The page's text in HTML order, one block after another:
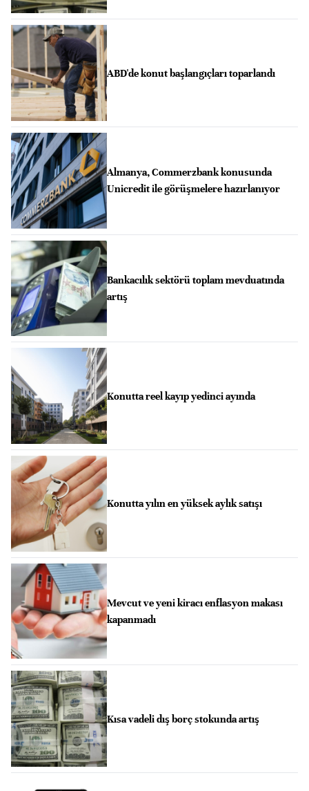
ABD'de konut başlangıçları toparlandı
Almanya, Commerzbank konusunda
Unicredit ile görüşmelere hazırlanıyor
Bankacılık sektörü toplam mevduatında
artış
Konutta reel kayıp yedinci ayında
Konutta yılın en yüksek aylık satışı
Mevcut ve yeni kiracı enflasyon makası
kapanmadı
Kısa vadeli dış borç stokunda artış